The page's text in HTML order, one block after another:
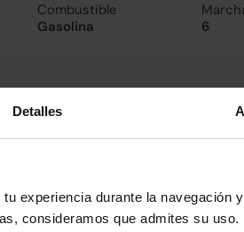
Detalles
experiencia durante la navegación
consideramos que admites su
Combustible
Gasolina
6